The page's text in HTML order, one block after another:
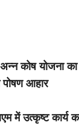
कोष योजना
पोषण आहार
में उत्कृष्ट कार्य